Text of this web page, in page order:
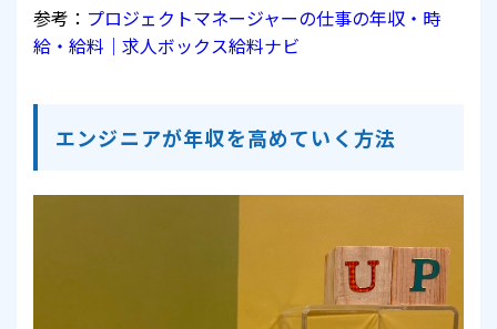
参考： プロジェクトマネージャーの仕事の年収・時
給・給料｜求人ボックス給料ナビ
エンジニアが年収を高めていく方法